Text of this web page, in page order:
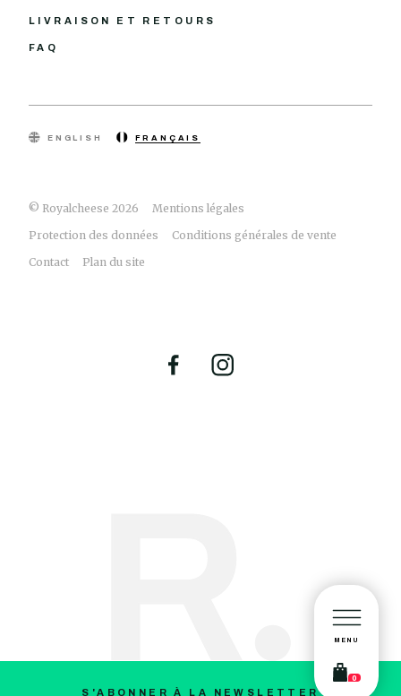
MENU
0
LIVRAISON ET RETOURS
FAQ
© Royalcheese 2026
Mentions légales
Protection des données
Conditions générales de vente
Contact
Plan du site
ENGLISH FRANÇAIS
S'ABONNER À LA NEWSLETTER